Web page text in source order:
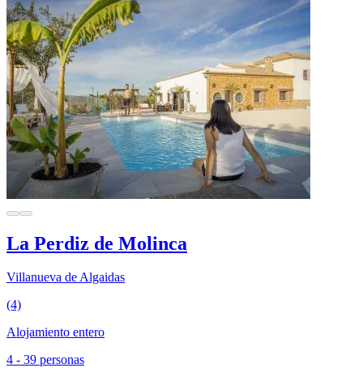
La Perdiz de Molinca
Villanueva de Algaidas
(4)
Alojamiento entero
4 - 39 personas